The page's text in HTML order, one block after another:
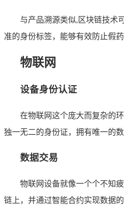
与产品溯源类似,区块链技术
准的身份标签，能够有效防止假
物联网
设备身份认证
在物联网这个庞大而复杂的
独一无二的身份证，拥有唯一的
数据交易
物联网设备就像一个个不知
链上，并通过智能合约实现数据